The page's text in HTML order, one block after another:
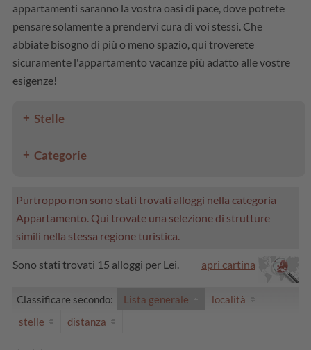
appartamenti saranno la vostra oasi di pace, dove potrete
pensare solamente a prendervi cura di voi stessi. Che
abbiate bisogno di più o meno spazio, qui troverete
sicuramente l'appartamento vacanze più adatto alle vostre
esigenze!
Stelle
Categorie
Purtroppo non sono stati trovati alloggi nella categoria
Appartamento. Qui trovate una selezione di strutture
simili nella stessa regione turistica.
apri cartina
Sono stati trovati 15 alloggi per Lei.
Classificare secondo: Lista generale
località
stelle
distanza